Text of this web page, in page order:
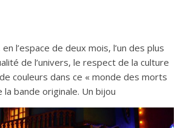
l’espace de deux mois, l’un des plus
de l’univers, le respect de la culture
couleurs dans ce « monde des morts
bande originale. Un bijou